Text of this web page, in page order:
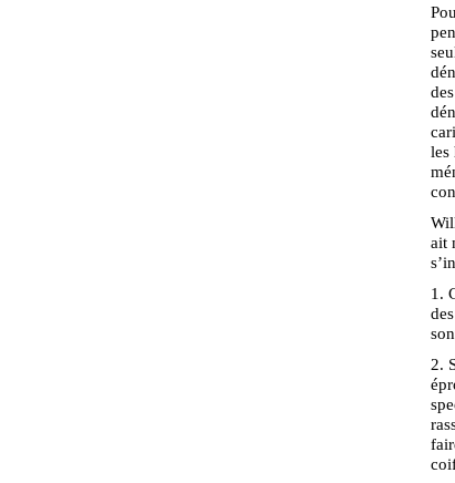
les
ait
1.
2.